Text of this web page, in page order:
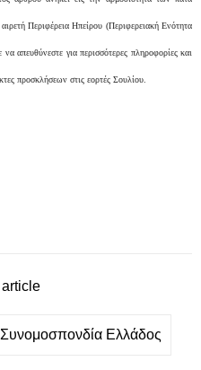
Περιφέρεια Ηπείρου (Περιφερειακή Ενότητα
απευθύνεστε για περισσότερες πληροφορίες και
προσκλήσεων στις εορτές Σουλίου.
article
Ελλάδος